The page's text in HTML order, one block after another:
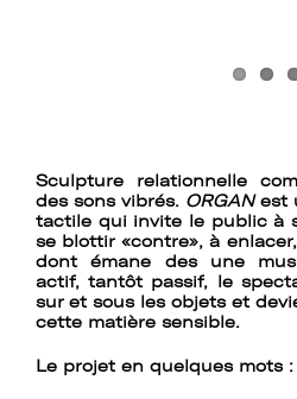
Sculpture relationnelle
des sons vibrés. ORGANest
tactile qui invite le public à
se blottir «contre», à
dont émane des une
actif, tantôt passif, le
sur et sous les objets et
cette matière sensible.
Le projet en quelques mots :